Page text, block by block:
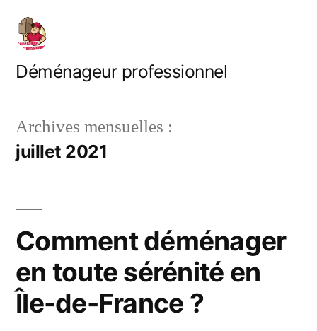
Aller
contenu
Déménageur professionnel
Archives mensuelles :
juillet 2021
Comment déménager
en toute sérénité en
Île-de-France ?